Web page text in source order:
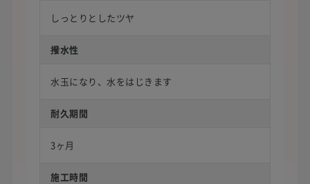
しっとりとしたツヤ
撥水性
水玉になり、水をはじきます
耐久期間
3ヶ月
施工時間